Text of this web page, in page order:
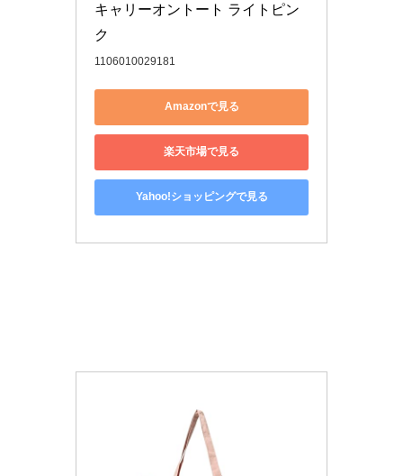
キャリーオントート ライトピン
ク
1106010029181
Amazonで見る
楽天市場で見る
Yahoo!ショッピングで見る